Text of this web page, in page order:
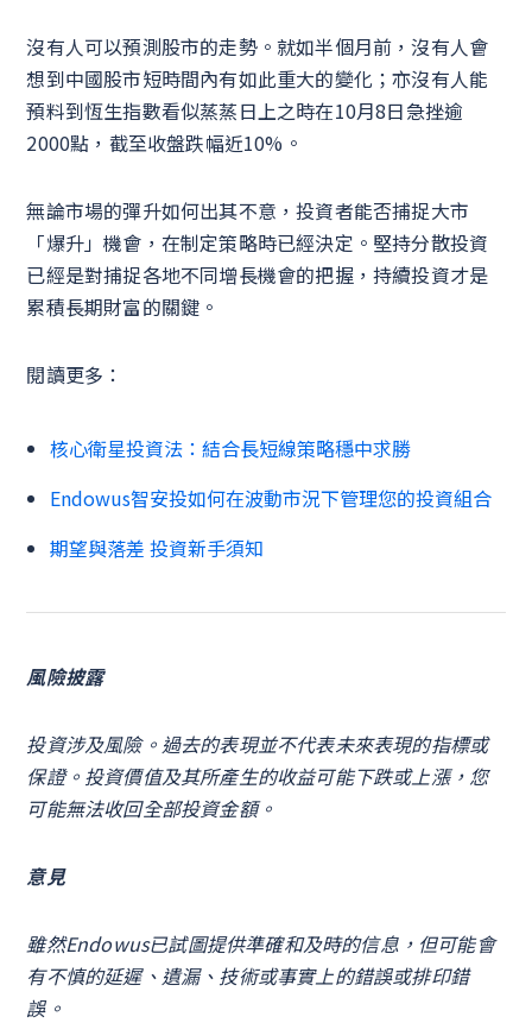
沒有人可以預測股市的走勢。就如半個月前，沒有人會
想到中國股市短時間內有如此重大的變化；亦沒有人能
預料到恆生指數看似蒸蒸日上之時在10月8日急挫逾
2000點，截至收盤跌幅近10%。
無論市場的彈升如何出其不意，投資者能否捕捉大市
「爆升」機會，在制定策略時已經決定。堅持分散投資
已經是對捕捉各地不同增長機會的把握，持續投資才是
累積長期財富的關鍵。
閱讀更多：
核心衛星投資法：結合長短線策略穩中求勝
Endowus智安投如何在波動市況下管理您的投資組合
期望與落差 投資新手須知
風險披露
投資涉及風險。過去的表現並不代表未來表現的指標或
保證。投資價值及其所產生的收益可能下跌或上漲，您
可能無法收回全部投資金額。
意見
雖然Endowus已試圖提供準確和及時的信息，但可能會
有不慎的延遲、遺漏、技術或事實上的錯誤或排印錯
誤。